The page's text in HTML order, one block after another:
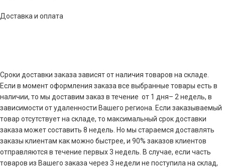
Доставка и оплата
Сроки доставки заказа зависят от наличия товаров на складе.
Если в момент оформления заказа все выбранные товары есть в
наличии, то мы доставим заказ в течение от 1 дня– 2 недель, в
зависимости от удаленности Вашего региона. Если заказываемый
товар отсутствует на складе, то максимальный срок доставки
заказа может составить 8 недель. Но мы стараемся доставлять
заказы клиентам как можно быстрее, и 90% заказов клиентов
отправляются в течение первых 3 недель. В случае, если часть
товаров из Вашего заказа через 3 недели не поступила на склад,